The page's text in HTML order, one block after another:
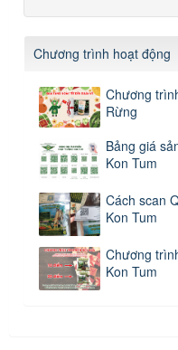
Chương trình hoạt động
Chương
Rừng
Bảng giá
Kon Tum
Cách scan
Kon Tum
Chương
Kon Tum